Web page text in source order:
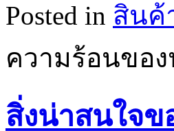
Posted in สินค้
ความร้อนขอ
สิ่งน่าสนใจข